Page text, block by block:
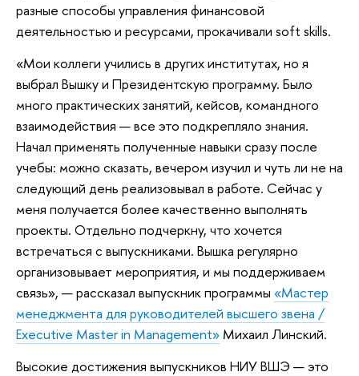
разные способы управления финансовой
деятельностью и ресурсами, прокачивали soft skills.
«Мои коллеги учились в других институтах, но я
выбрал Вышку и Президентскую программу. Было
много практических занятий, кейсов, командного
взаимодействия — все это подкрепляло знания.
Начал применять полученные навыки сразу после
учебы: можно сказать, вечером изучил и чуть ли не на
следующий день реализовывал в работе. Сейчас у
меня получается более качественно выполнять
проекты. Отдельно подчеркну, что хочется
встречаться с выпускниками. Вышка регулярно
организовывает мероприятия, и мы поддерживаем
связь», — рассказал выпускник программы «Мастер
менеджмента для руководителей высшего звена /
Executive Master in Management» Михаил Линский.
Высокие достижения выпускников НИУ ВШЭ — это